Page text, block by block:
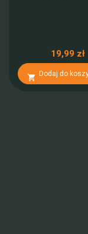
19,99 zł
 Dodaj do